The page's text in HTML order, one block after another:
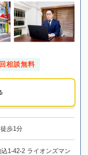
相談無料
歩1分
1-42-2 ライオンズマン